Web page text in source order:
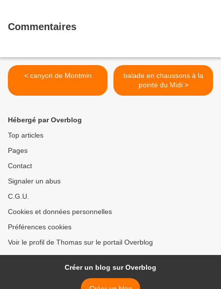
Commentaires
< canyon de Montmin
balade en chaussons à la
pointe du Midi >
Hébergé par Overblog
Top articles
Pages
Contact
Signaler un abus
C.G.U.
Cookies et données personnelles
Préférences cookies
Voir le profil de Thomas sur le portail Overblog
Créer un blog sur Overblog